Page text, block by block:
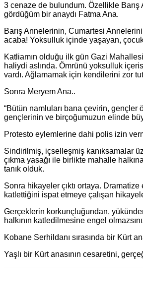
3 cenaze de bulundum. Özellikle
gördüğüm bir anaydı Fatma Ana.
Barış Annelerinin, Cumartesi
acaba! Yoksulluk içinde yaşayan,
Katliamın olduğu ilk gün Gazi
haliydi aslında. Ömrünü yoksulluk
vardı. Ağlamamak için kendilerini zor
Sonra Meryem Ana..
“Bütün namluları bana çevirin, gençler
gençlerinin ve birçoğumuzun elinde
Protesto eylemlerine dahi polis izin
Sindirilmiş, içselleşmiş kanıksamalar
çıkma yasağı ile birlikte mahalle
tanık olduk.
Sonra hikayeler çıktı ortaya.
katlettiğini ispat etmeye çalışan
Gerçeklerin korkunçluğundan,
halkının katledilmesine engel
Kobane Serhildanı sırasında bir Kürt
Yaşlı bir Kürt anasının cesaretini,